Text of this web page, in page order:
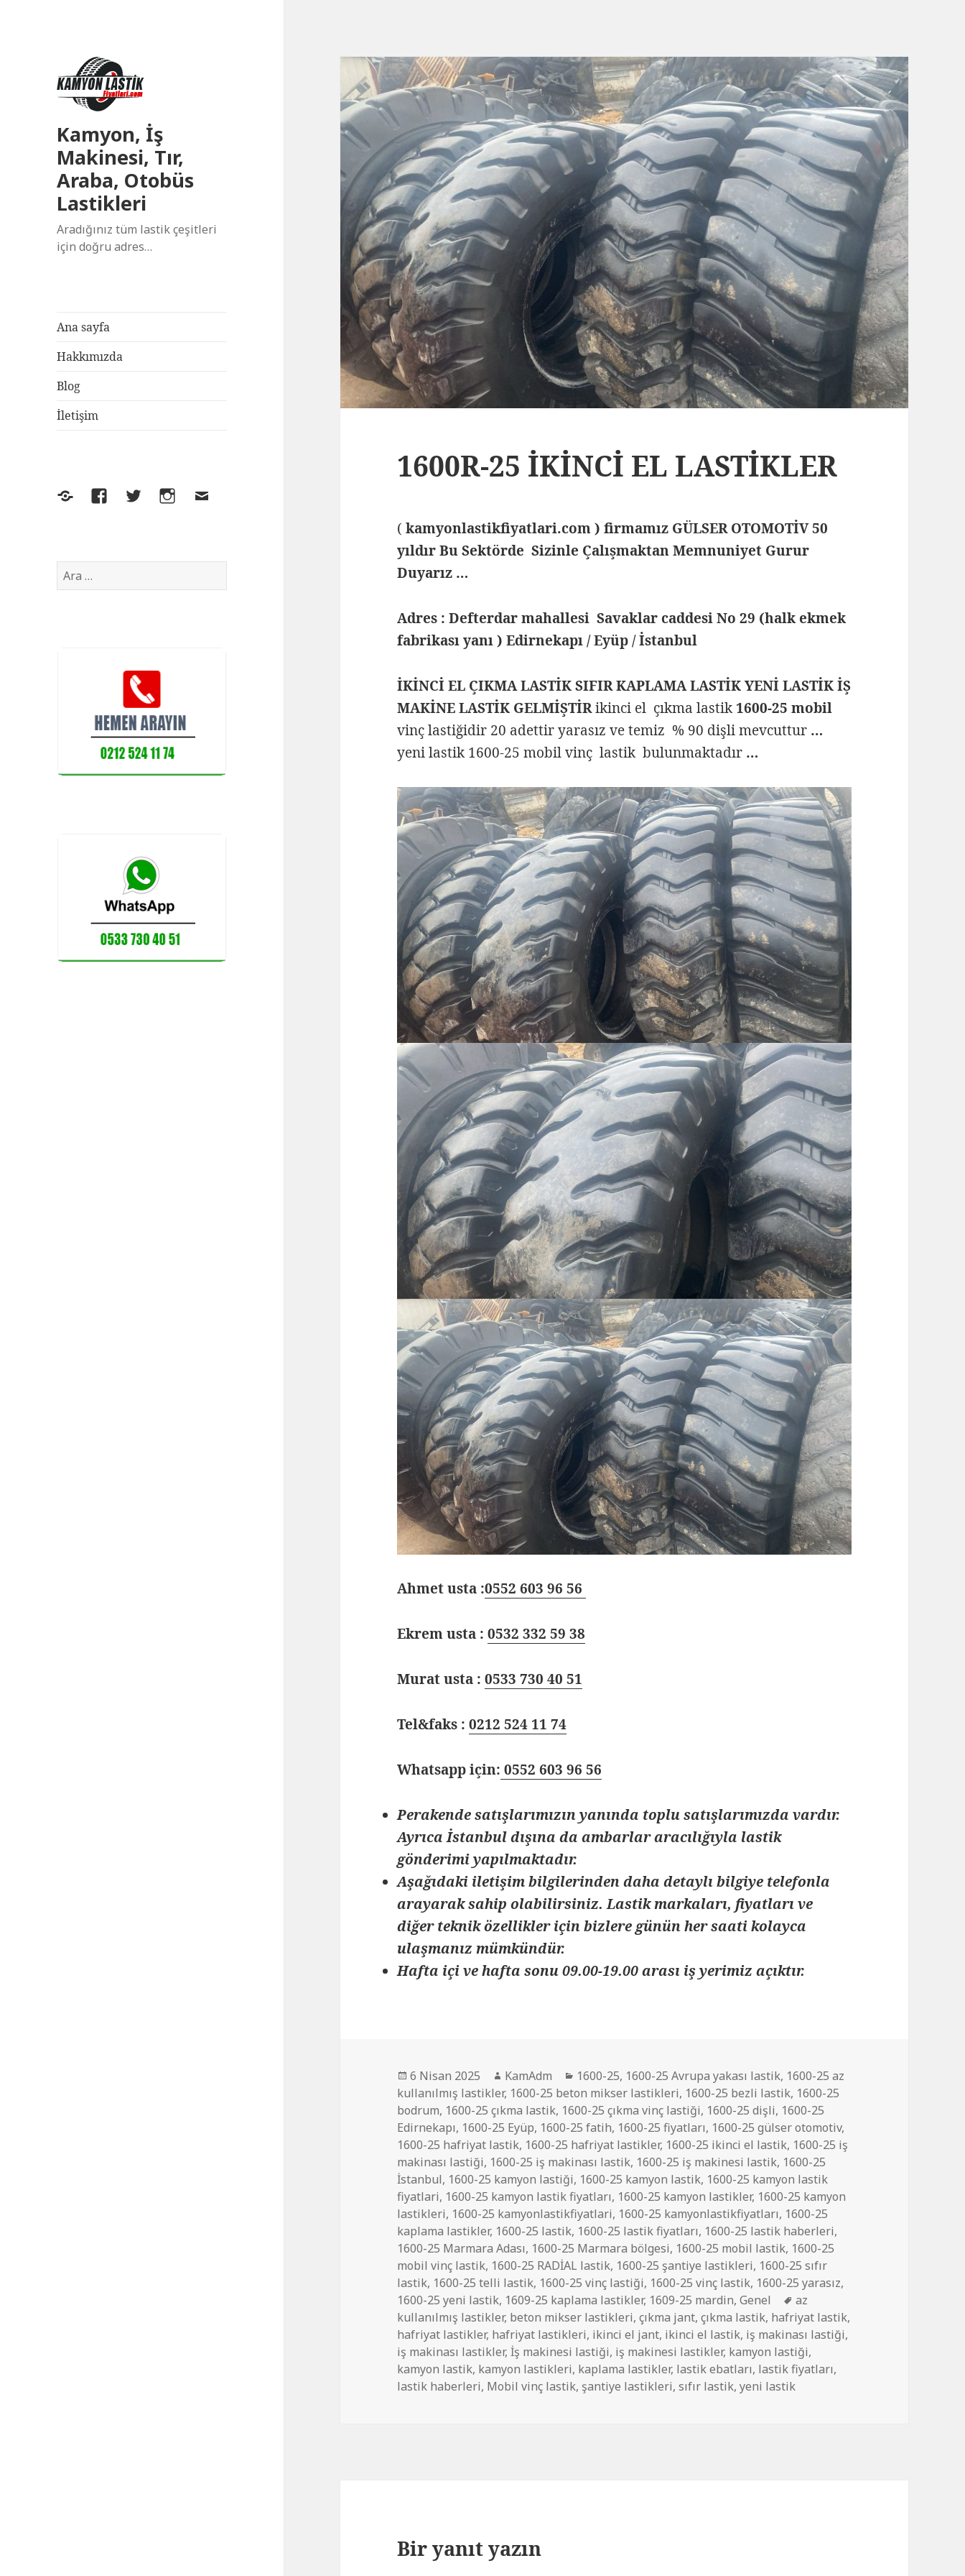
Kamyon, İş
Makinesi, Tır,
Araba, Otobüs
Lastikleri
Aradığınız tüm lastik çeşitleri
için doğru adres…
Ana sayfa
Hakkımızda
Blog
İletişim
Yelp FacebookTwitterInstagram
E-
Arama:
1600R-25 İKİNCİ EL LASTİKLER
( kamyonlastikfiyatlari.com ) firmamız GÜLSER OTOMOTİV 50
yıldır Bu Sektörde Sizinle Çalışmaktan Memnuniyet Gurur
Duyarız …
Adres : Defterdar mahallesi Savaklar caddesi No 29 (halk ekmek
fabrikası yanı ) Edirnekapı / Eyüp / İstanbul
İKİNCİ EL ÇIKMA LASTİK SIFIR KAPLAMA LASTİK YENİ LASTİK İŞ
MAKİNE LASTİK GELMİŞTİRikinci el çıkma lastik1600-25 mobil
vinç lastiğidir 20 adettir yarasız ve temiz % 90 dişli mevcuttur …
yeni lastik 1600-25 mobil vinç lastik bulunmaktadır …
Ahmet usta :0552 603 96 56
Ekrem usta :0532 332 59 38
Murat usta :0533 730 40 51
Tel&faks :0212 524 11 74
Whatsapp için: 0552 603 96 56
Perakende satışlarımızın yanında toplu satışlarımızda vardır.
Ayrıca İstanbul dışına da ambarlar aracılığıyla lastik
gönderimi yapılmaktadır.
Aşağıdaki iletişim bilgilerinden daha detaylı bilgiye telefonla
arayarak sahip olabilirsiniz. Lastik markaları, fiyatları ve
diğer teknik özellikler için bizlere günün her saati kolayca
ulaşmanız mümkündür.
Hafta içi ve hafta sonu 09.00-19.00 arası iş yerimiz açıktır.
Yayın
tarihi
6 Nisan 2025 Yazar
KamAdm Kategoriler
1600-25, 1600-25 Avrupa yakası lastik, 1600-25 az
kullanılmış lastikler, 1600-25 beton mikser lastikleri, 1600-25 bezli lastik, 1600-25
bodrum, 1600-25 çıkma lastik, 1600-25 çıkma vinç lastiği, 1600-25 dişli, 1600-25
Edirnekapı, 1600-25 Eyüp, 1600-25 fatih, 1600-25 fiyatları, 1600-25 gülser otomotiv,
1600-25 hafriyat lastik, 1600-25 hafriyat lastikler, 1600-25 ikinci el lastik, 1600-25 iş
makinası lastiği, 1600-25 iş makinası lastik, 1600-25 iş makinesi lastik, 1600-25
İstanbul, 1600-25 kamyon lastiği, 1600-25 kamyon lastik, 1600-25 kamyon lastik
fiyatlari, 1600-25 kamyon lastik fiyatları, 1600-25 kamyon lastikler, 1600-25 kamyon
lastikleri, 1600-25 kamyonlastikfiyatlari, 1600-25 kamyonlastikfiyatları, 1600-25
kaplama lastikler, 1600-25 lastik, 1600-25 lastik fiyatları, 1600-25 lastik haberleri,
1600-25 Marmara Adası, 1600-25 Marmara bölgesi, 1600-25 mobil lastik, 1600-25
mobil vinç lastik, 1600-25 RADİAL lastik, 1600-25 şantiye lastikleri, 1600-25 sıfır
lastik, 1600-25 telli lastik, 1600-25 vinç lastiği, 1600-25 vinç lastik, 1600-25 yarasız,
1600-25 yeni lastik, 1609-25 kaplama lastikler, 1609-25 mardin,Genel Etiketler
az
kullanılmış lastikler, beton mikser lastikleri,çıkma jant,çıkma lastik, hafriyat lastik,
hafriyat lastikler, hafriyat lastikleri, ikinci el jant, ikinci el lastik, iş makinası lastiği,
iş makinası lastikler,İş makinesi lastiği, iş makinesi lastikler, kamyon lastiği,
kamyon lastik, kamyon lastikleri, kaplama lastikler, lastik ebatları, lastik fiyatları,
lastik haberleri, Mobil vinç lastik, şantiye lastikleri,sıfır lastik,yeni lastik
Bir yanıt yazın